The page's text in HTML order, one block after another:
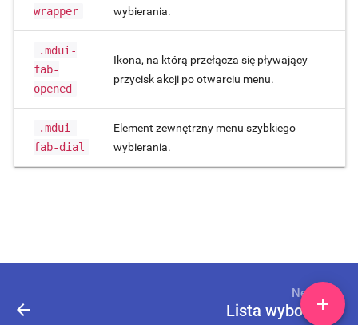
add
wrapper
wybierania.
.mdui-
fab-
opened
Ikona, na którą przełącza się pływający
przycisk akcji po otwarciu menu.
.mdui-
fab-dial
Element zewnętrzny menu szybkiego
wybierania.
arrow_back arrow_forward
Next
Lista wyboru